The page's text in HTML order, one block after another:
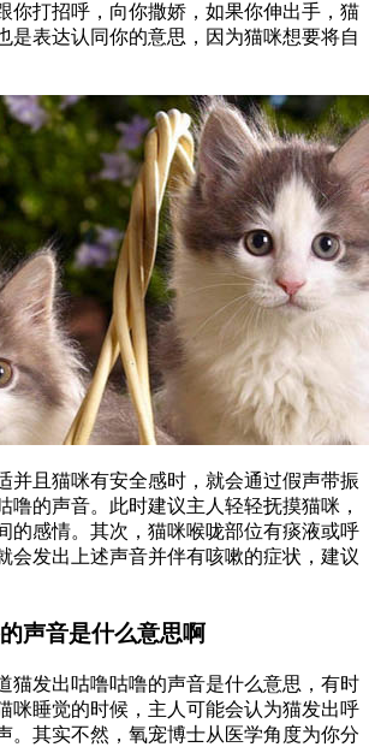
你打招呼，向你撒娇，如果你伸出手，猫
是表达认同你的意思，因为猫咪想要将自
并且猫咪有安全感时，就会通过假声带振
噜的声音。此时建议主人轻轻抚摸猫咪，
的感情。其次，猫咪喉咙部位有痰液或呼
会发出上述声音并伴有咳嗽的症状，建议
声音是什么意思啊
猫发出咕噜咕噜的声音是什么意思，有时
咪睡觉的时候，主人可能会认为猫发出呼
。其实不然，氧宠博士从医学角度为你分